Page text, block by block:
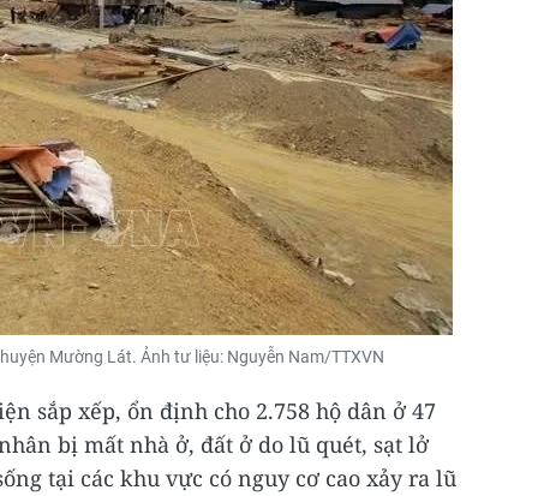
Mường Lát. Ảnh tư liệu: Nguyễn Nam/TTXVN
sắp xếp, ổn định cho 2.758 hộ dân ở 47
bị mất nhà ở, đất ở do lũ quét, sạt lở
tại các khu vực có nguy cơ cao xảy ra lũ